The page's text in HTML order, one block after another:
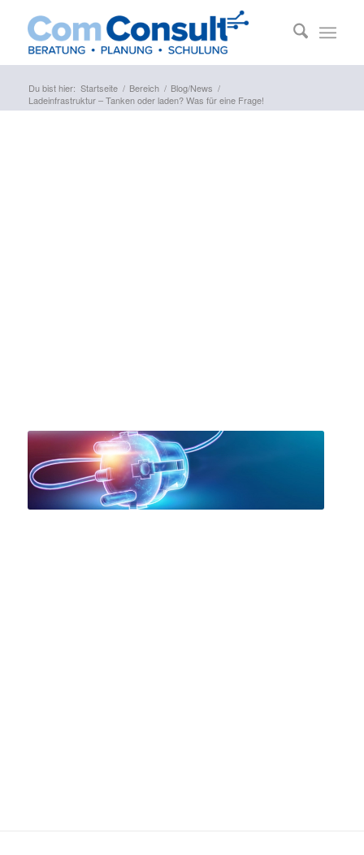
Du bist hier: Startseite / Bereich / Blog/News /
Ladeinfrastruktur – Tanken oder laden? Was für eine Frage!